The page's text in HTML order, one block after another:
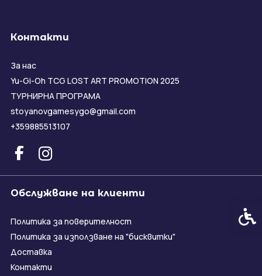
Контакти
За нас
Yu-Gi-Oh TCG LOST ART PROMOTION 2025
ТУРНИРНА ПРОГРАМА
stoyanovgamesygo@gmail.com
+359885513107
Обслужване на клиенти
Политика за поверителност
Политика за използване на "бисквитки"
Доставка
Контакти